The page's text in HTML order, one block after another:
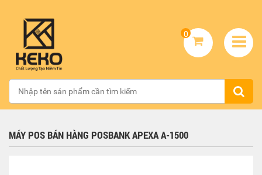
0
MÁY POS BÁN HÀNG POSBANK APEXA A-1500